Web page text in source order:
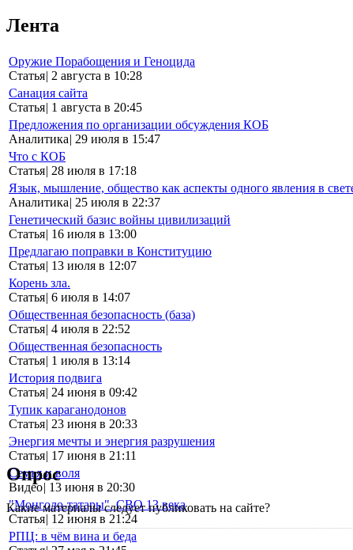
Лента
Оружие Порабощения и Геноцида
Статья| 2 августа в 10:28
Санация сайта
Статья| 1 августа в 20:45
Предложения по организации обсуждения КОБ
Аналитика| 29 июля в 15:47
Что с КОБ
Статья| 28 июля в 17:18
Язык, мышление, общество как аспекты одного явления в
Аналитика| 25 июля в 22:37
Генетический базис войны цивилизаций
Статья| 16 июля в 13:00
Предлагаю поправки в Конституцию
Статья| 13 июля в 12:07
Корень зла.
Статья| 6 июля в 14:07
Общественная безопасность (база)
Статья| 4 июля в 22:52
Общественная безопасность
Статья| 1 июля в 13:14
История подвига
Статья| 24 июня в 09:42
Тупик караганодонов
Статья| 23 июня в 20:33
Энергия мечты и энергия разрушения
Статья| 17 июня в 21:11
Семья и воля
Видео| 13 июня в 20:30
"Монголо-татары". СВО 13 века
Статья| 12 июня в 21:24
РПЦ: в чём вина и беда
Опрос
Какие материалы следует публиковать на сайте?